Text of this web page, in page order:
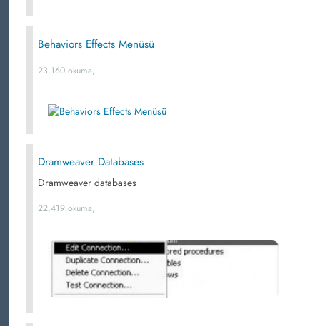
Behaviors Effects Menüsü
23,160 okuma,
Dramweaver Databases
Dramweaver databases
22,419 okuma,